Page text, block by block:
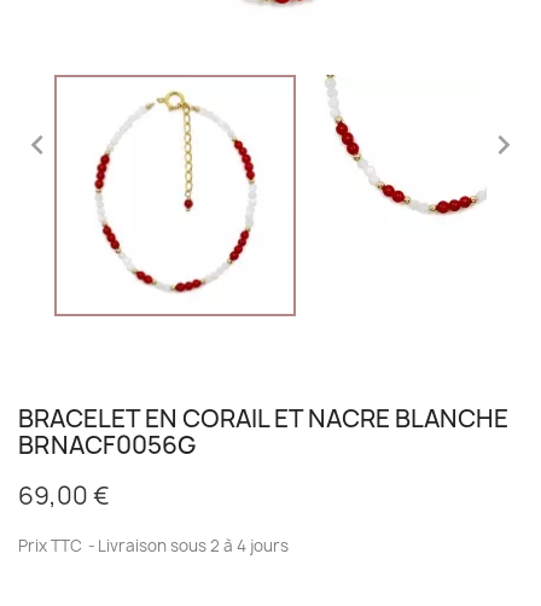
 
BRACELET EN CORAIL ET NACRE BLANCHE
BRNACF0056G
69,00 €
Prix TTC Livraison sous 2 à 4 jours